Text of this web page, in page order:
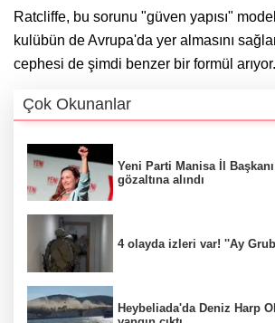
Ratcliffe, bu sorunu "güven yapısı"
kulübün de Avrupa'da yer almasını
cephesi de şimdi benzer bir formül arıyor.
Çok Okunanlar
Yeni Parti Manisa İl
gözaltına alındı
4 olayda izleri var! ''Ay
Heybeliada'da Deniz Harp